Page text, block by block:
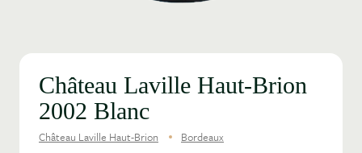
Château Laville Haut-Brion
2002 Blanc
Château Laville Haut-Brion Bordeaux